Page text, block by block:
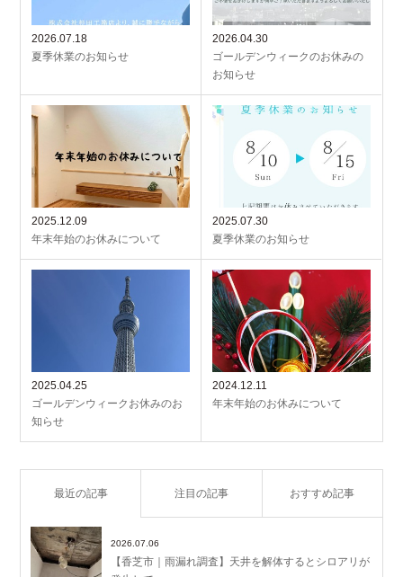
2026.07.18
夏季休業のお知らせ
2026.04.30
ゴールデンウィークのお休みの
お知らせ
2025.12.09
年末年始のお休みについて
2025.07.30
夏季休業のお知らせ
2025.04.25
ゴールデンウィークお休みのお
知らせ
2024.12.11
年末年始のお休みについて
最近の記事 注目の記事 おすすめ記事
2026.07.06
【香芝市｜雨漏れ調査】天井を解体するとシロアリが